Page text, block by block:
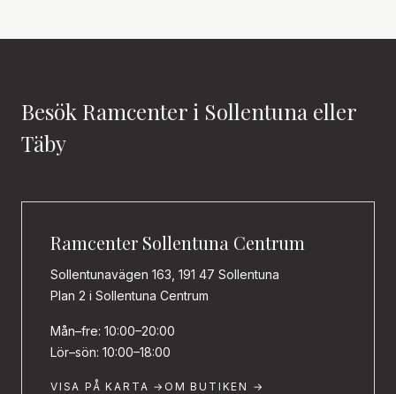
Besök Ramcenter i Sollentuna eller
Täby
Ramcenter Sollentuna Centrum
Sollentunavägen 163, 191 47 Sollentuna
Plan 2 i Sollentuna Centrum
Mån–fre: 10:00–20:00
Lör–sön: 10:00–18:00
VISA PÅ KARTA → OM BUTIKEN →